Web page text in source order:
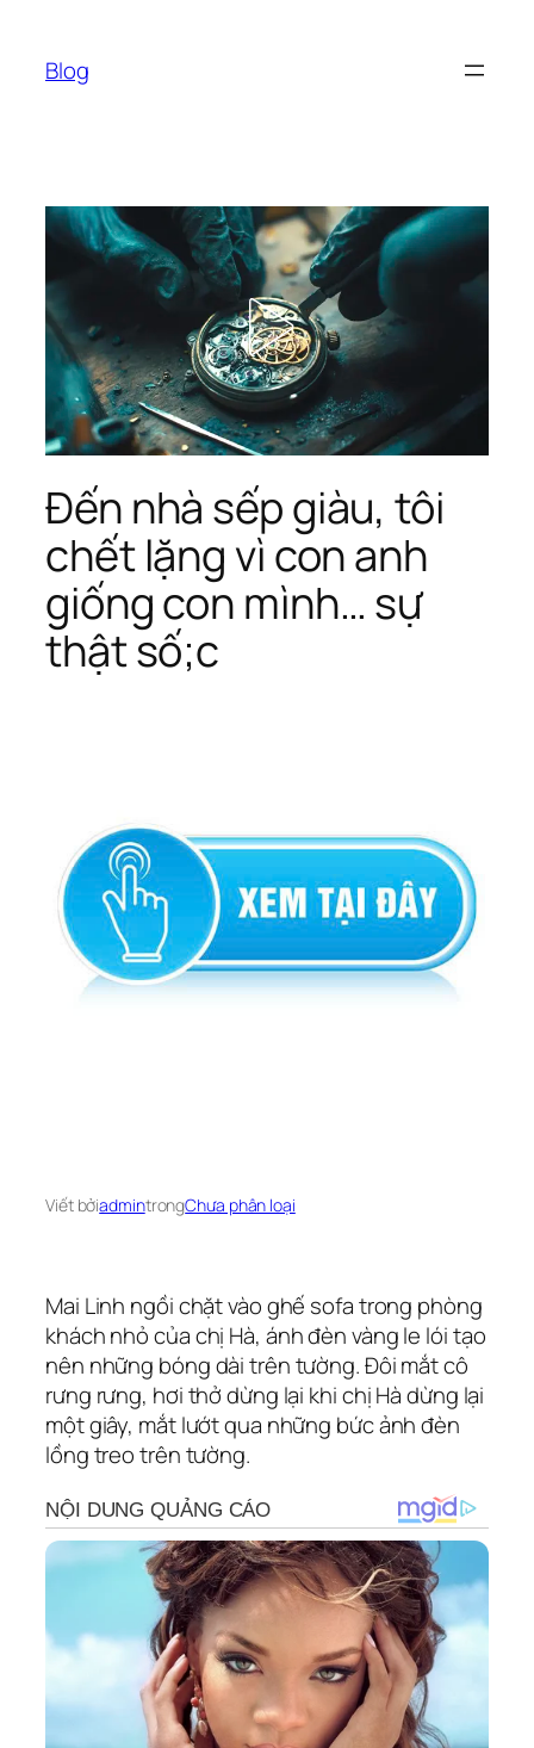
phầnBlog
Đến nhà sếp giàu, tôi
chết lặng vì con anh
giống con mình… sự
thật số;c
Viết bởiadmintrongChưa phân loại
Mai Linh ngồi chặt vào ghế sofa trong phòng
khách nhỏ của chị Hà, ánh đèn vàng le lói tạo
nên những bóng dài trên tường. Đôi mắt cô
rưng rưng, hơi thở dừng lại khi chị Hà dừng lại
một giây, mắt lướt qua những bức ảnh đèn
lồng treo trên tường.